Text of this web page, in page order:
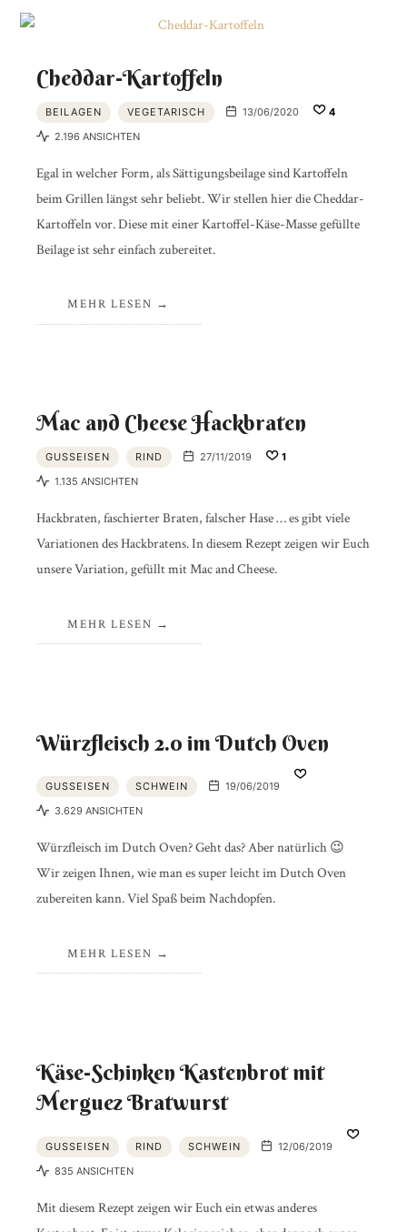
Cheddar-Kartoffeln
BEILAGEN VEGETARISCH 13/06/2020
4
2.196 ANSICHTEN
Egal in welcher Form, als Sättigungsbeilage sind Kartoffeln
beim Grillen längst sehr beliebt. Wir stellen hier die Cheddar-
Kartoffeln vor. Diese mit einer Kartoffel-Käse-Masse gefüllte
Beilage ist sehr einfach zubereitet.
MEHR LESEN
Mac and Cheese Hackbraten
GUSSEISEN RIND 27/11/2019
1
1.135 ANSICHTEN
Hackbraten, faschierter Braten, falscher Hase … es gibt viele
Variationen des Hackbratens. In diesem Rezept zeigen wir Euch
unsere Variation, gefüllt mit Mac and Cheese.
MEHR LESEN
Würzfleisch 2.0 im Dutch Oven
GUSSEISEN SCHWEIN
19/06/2019
3.629 ANSICHTEN
Würzfleisch im Dutch Oven? Geht das? Aber natürlich 😉
Wir zeigen Ihnen, wie man es super leicht im Dutch Oven
zubereiten kann. Viel Spaß beim Nachdopfen.
MEHR LESEN
Käse-Schinken Kastenbrot mit
Merguez Bratwurst
GUSSEISEN RIND SCHWEIN
12/06/2019
835 ANSICHTEN
Mit diesem Rezept zeigen wir Euch ein etwas anderes